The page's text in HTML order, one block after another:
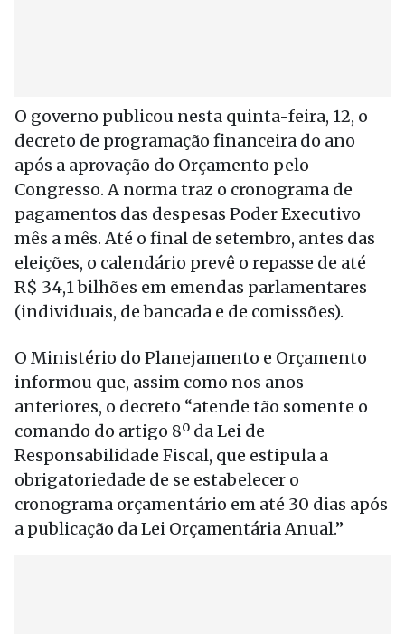
O governo publicou nesta quinta-feira, 12, o
decreto de programação financeira do ano
após a aprovação do Orçamento pelo
Congresso. A norma traz o cronograma de
pagamentos das despesas Poder Executivo
mês a mês. Até o final de setembro, antes das
eleições, o calendário prevê o repasse de até
R$ 34,1 bilhões em emendas parlamentares
(individuais, de bancada e de comissões).
O Ministério do Planejamento e Orçamento
informou que, assim como nos anos
anteriores, o decreto “atende tão somente o
comando do artigo 8º da Lei de
Responsabilidade Fiscal, que estipula a
obrigatoriedade de se estabelecer o
cronograma orçamentário em até 30 dias após
a publicação da Lei Orçamentária Anual.”